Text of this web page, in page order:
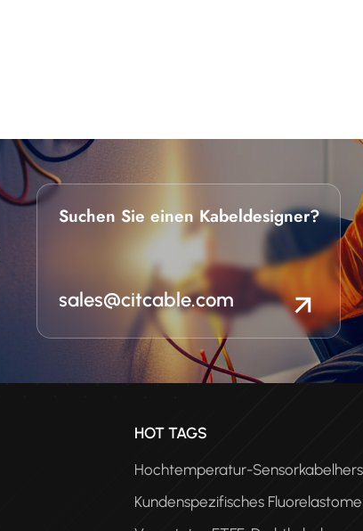
Suchen Sie einen Kabeldesigner?
sales@citcable.com
HOT TAGS
Hochtemperatur-
Kundenspezifisches